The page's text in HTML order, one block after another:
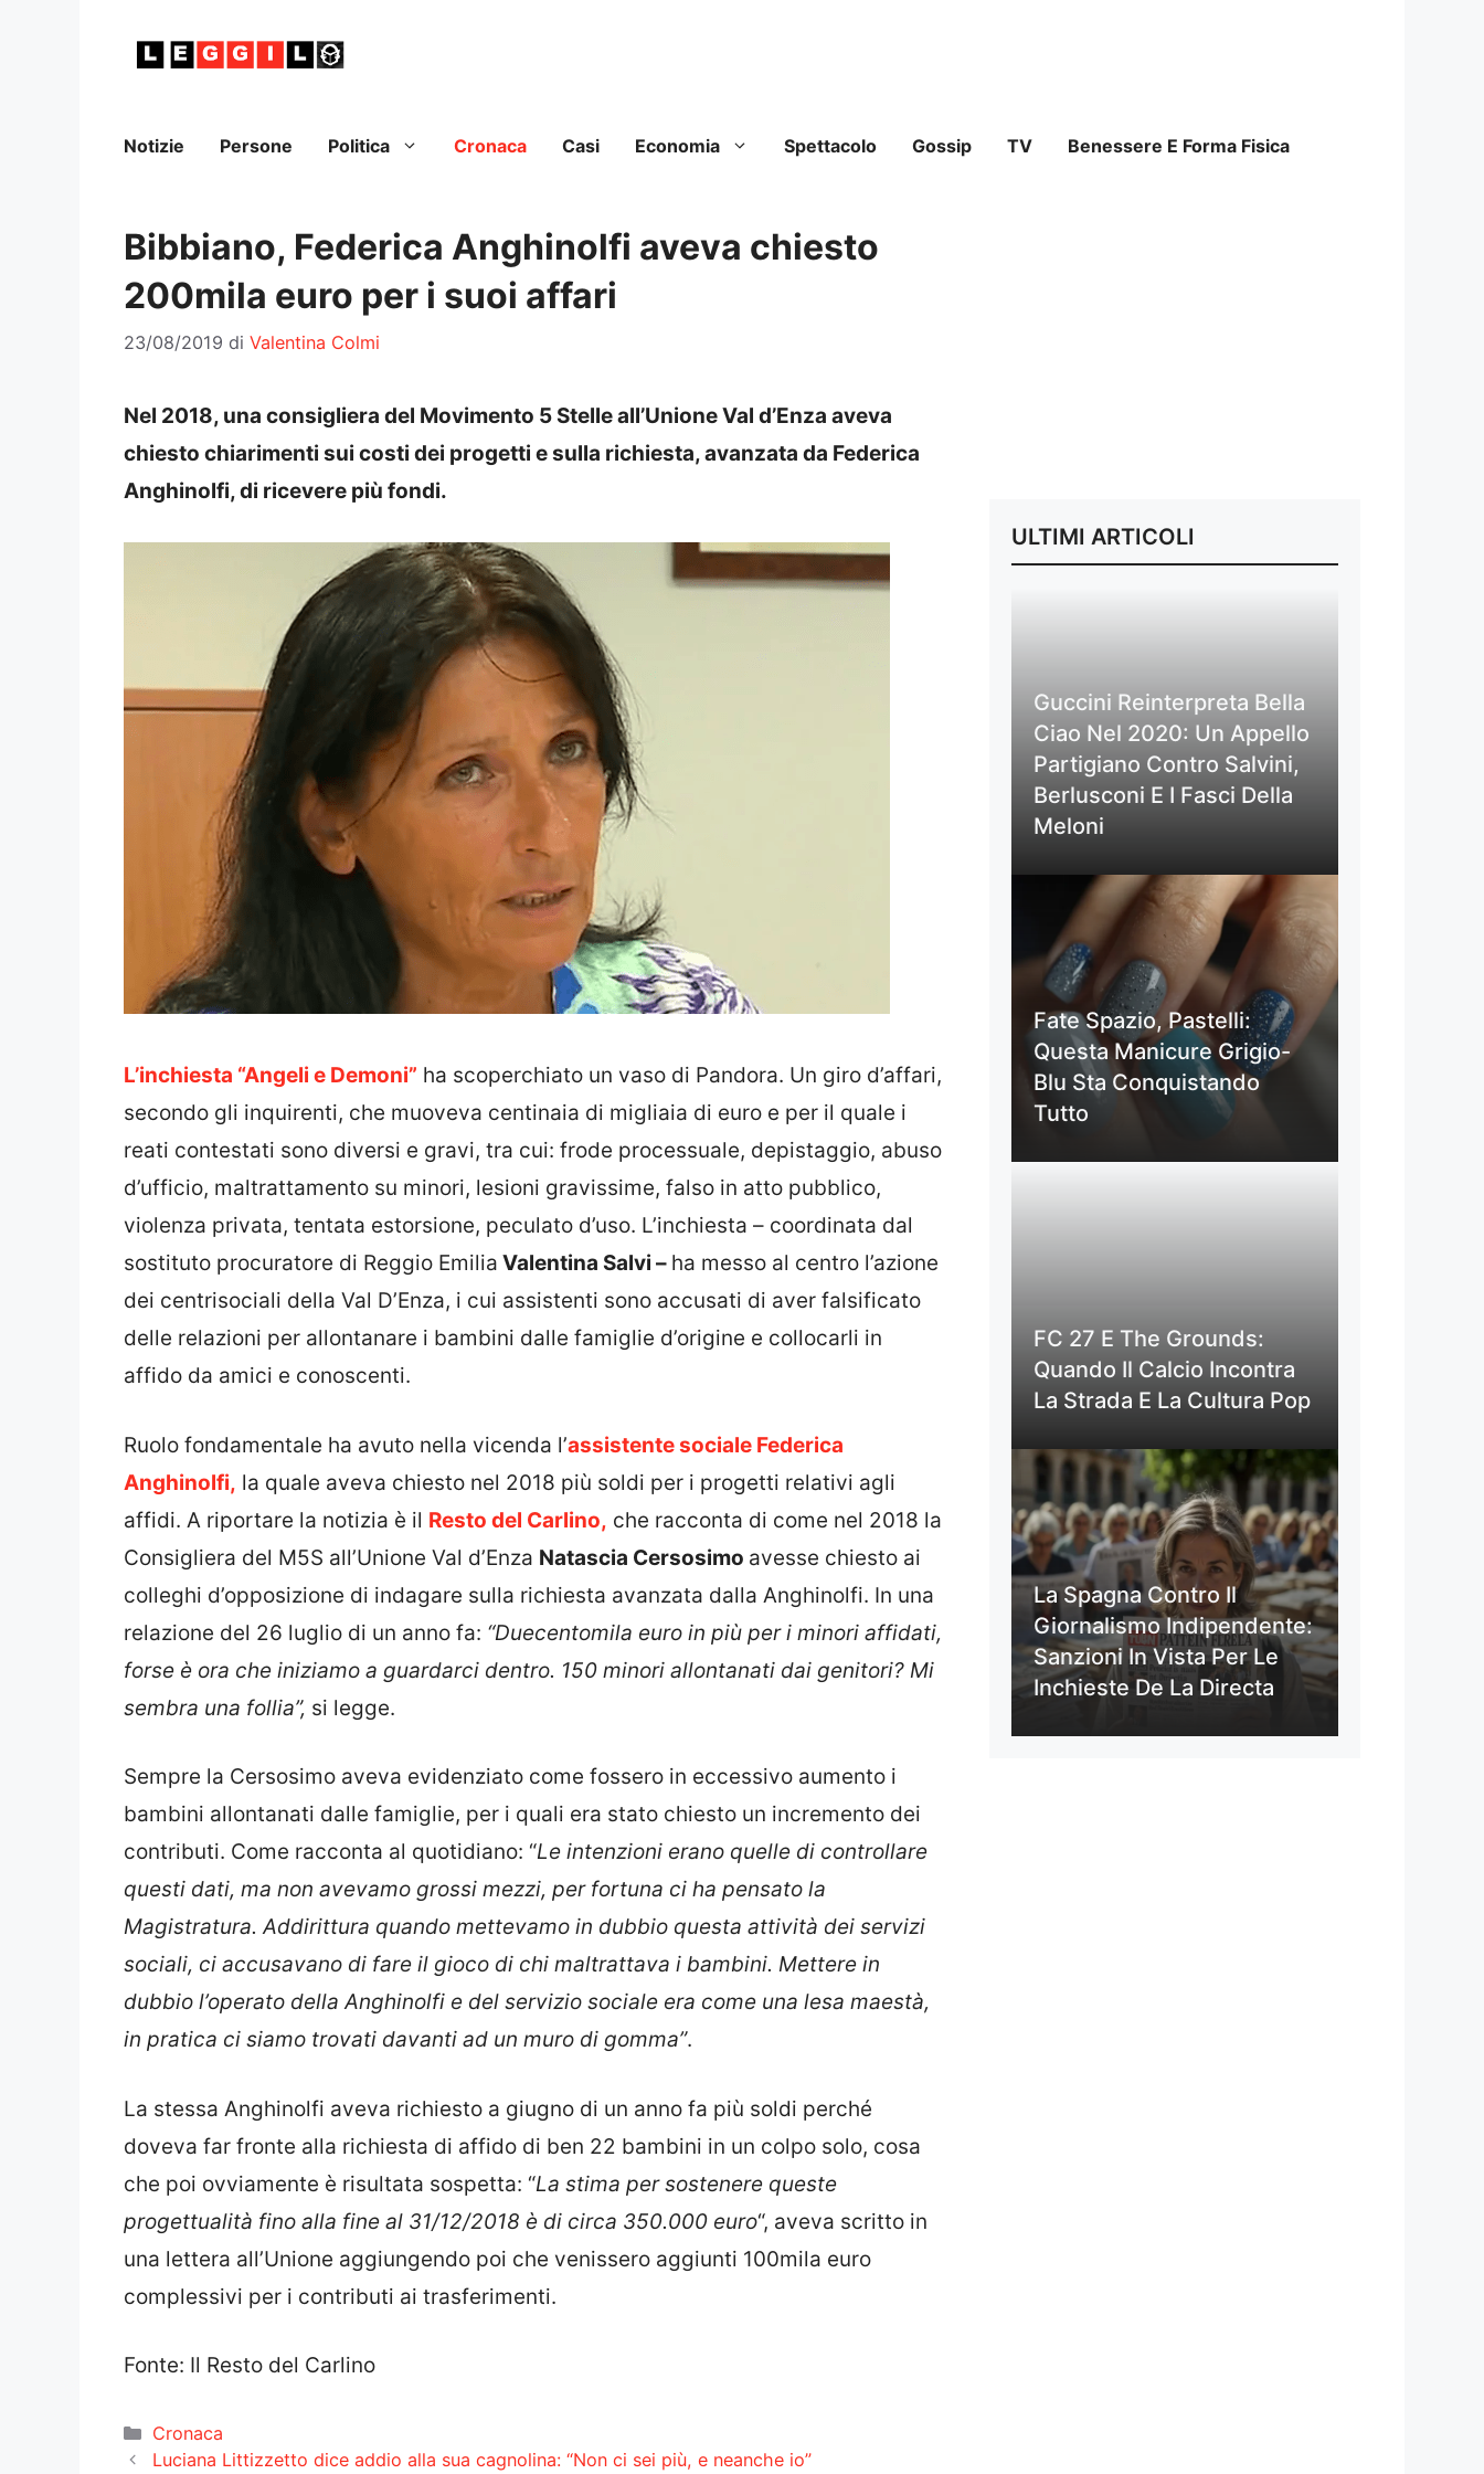
Notizie Persone Politica Cronaca Casi Economia Spettacolo Gossip TV Benessere E Forma Fisica
Bibbiano, Federica Anghinolfi aveva chiesto
200mila euro per i suoi affari
23/08/2019 di Valentina Colmi
Nel 2018, una consigliera del Movimento 5 Stelle all’Unione Val d’Enza aveva
chiesto chiarimenti sui costi dei progetti e sulla richiesta, avanzata da Federica
Anghinolfi, di ricevere più fondi.
L’inchiesta “Angeli e Demoni” ha scoperchiato un vaso di Pandora. Un giro d’affari,
secondo gli inquirenti, che muoveva centinaia di migliaia di euro e per il quale i
reati contestati sono diversi e gravi, tra cui: frode processuale, depistaggio, abuso
d’ufficio, maltrattamento su minori, lesioni gravissime, falso in atto pubblico,
violenza privata, tentata estorsione, peculato d’uso. L’inchiesta – coordinata dal
sostituto procuratore di Reggio Emilia Valentina Salvi – ha messo al centro l’azione
dei centrisociali della Val D’Enza, i cui assistenti sono accusati di aver falsificato
delle relazioni per allontanare i bambini dalle famiglie d’origine e collocarli in
affido da amici e conoscenti.
Ruolo fondamentale ha avuto nella vicenda l’assistente sociale Federica
Anghinolfi, la quale aveva chiesto nel 2018 più soldi per i progetti relativi agli
affidi. A riportare la notizia è il Resto del Carlino, che racconta di come nel 2018 la
Consigliera del M5S all’Unione Val d’Enza Natascia Cersosimo avesse chiesto ai
colleghi d’opposizione di indagare sulla richiesta avanzata dalla Anghinolfi. In una
relazione del 26 luglio di un anno fa: “Duecentomila euro in più per i minori affidati,
forse è ora che iniziamo a guardarci dentro. 150 minori allontanati dai genitori? Mi
sembra una follia”, si legge.
Sempre la Cersosimo aveva evidenziato come fossero in eccessivo aumento i
bambini allontanati dalle famiglie, per i quali era stato chiesto un incremento dei
contributi. Come racconta al quotidiano: “Le intenzioni erano quelle di controllare
questi dati, ma non avevamo grossi mezzi, per fortuna ci ha pensato la
Magistratura. Addirittura quando mettevamo in dubbio questa attività dei servizi
sociali, ci accusavano di fare il gioco di chi maltrattava i bambini. Mettere in
dubbio l’operato della Anghinolfi e del servizio sociale era come una lesa maestà,
in pratica ci siamo trovati davanti ad un muro di gomma”.
La stessa Anghinolfi aveva richiesto a giugno di un anno fa più soldi perché
doveva far fronte alla richiesta di affido di ben 22 bambini in un colpo solo, cosa
che poi ovviamente è risultata sospetta: “La stima per sostenere queste
progettualità fino alla fine al 31/12/2018 è di circa 350.000 euro“, aveva scritto in
una lettera all’Unione aggiungendo poi che venissero aggiunti 100mila euro
complessivi per i contributi ai trasferimenti.
Fonte: Il Resto del Carlino
Categorie
Cronaca
Luciana Littizzetto dice addio alla sua cagnolina: “Non ci sei più, e neanche io”
ULTIMI ARTICOLI
Guccini Reinterpreta Bella
Ciao Nel 2020: Un Appello
Partigiano Contro Salvini,
Berlusconi E I Fasci Della
Meloni
Fate Spazio, Pastelli:
Questa Manicure Grigio-
Blu Sta Conquistando
Tutto
FC 27 E The Grounds:
Quando Il Calcio Incontra
La Strada E La Cultura Pop
La Spagna Contro Il
Giornalismo Indipendente:
Sanzioni In Vista Per Le
Inchieste De La Directa